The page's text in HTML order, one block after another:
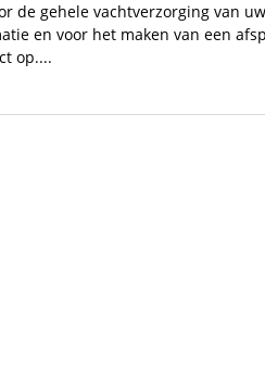
de gehele vachtverzorging van
en voor het maken van een
op....